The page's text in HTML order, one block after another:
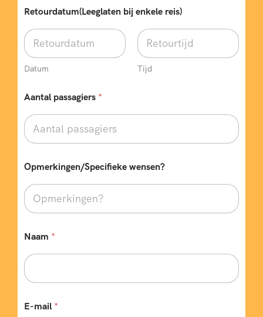
Retourdatum(Leeglaten bij enkele reis)
Datum Tijd
e
s
e
n
*
u
Aantal passagiers *
Opmerkingen/Specifieke wensen?
Naam *
E-mail *